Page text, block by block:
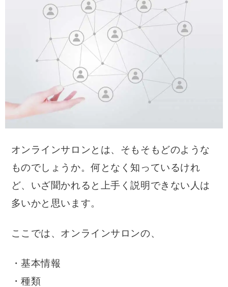
オンラインサロンとは、そもそもどのような
ものでしょうか。何となく知っているけれ
ど、いざ聞かれると上手く説明できない人は
多いかと思います。
ここでは、オンラインサロンの、
・基本情報
・種類